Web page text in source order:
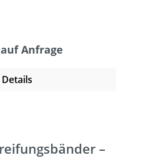
Anfrage
Details
–